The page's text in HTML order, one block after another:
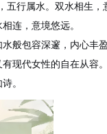
五行属水。双水相生
连，意境悠远。
般包容深邃，内心丰
现代女性的自在从容
。